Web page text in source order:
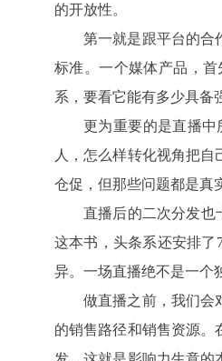
的开放性。
第一就是跟平台的合
标准。一个媒体产品，
系，要看它能有多少具备
更为重要的是直播
人，怎么样转化视角把
仓促，但那些问题都是真
直播后的二次分发也
这本书，头条系还安排
异。一场直播绝不是一个
做直播之前，我们会
的销售路径和销售资源。